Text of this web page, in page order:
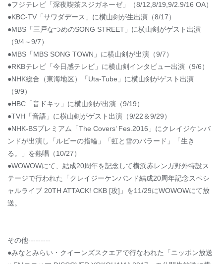
●フジテレビ「深夜喫茶スジガネーゼ」（8/12,8/19,9/2.9/16 OA）
●KBC-TV「サワダデース」に横山剣が生出演（8/17）
●MBS「三戸なつめのSONG STREET」に横山剣がゲスト出演
（9/4～9/7）
●MBS「MBS SONG TOWN」に横山剣が出演（9/7）
●RKBテレビ「今日感テレビ」に横山剣インタビュー出演（9/6）
●NHK総合（東海地区）「Uta-Tube」に横山剣がゲスト出演
（9/9）
●HBC「音ドキッ」に横山剣が出演（9/19）
●TVH「音語」に横山剣がゲスト出演（9/22＆9/29）
●NHK-BSプレミアム「The Covers’ Fes.2016」にクレイジケンバ
ンドが出演し「ルビーの指輪」「虹と雪のバラード」「生き
る。」を熱唱（10/27）
●WOWOWにて、結成20周年を記念して横浜赤レンガ野外特設ス
テージで行われた「クレイジーケンバンド結成20周年記念スペシ
ャルライブ 20TH ATTACK! CKB [攻]」を11/29にWOWOWにて放
送。
その他---------
●みなとみらい・クイーンズスクエアで行なわれた「ニッポン放送